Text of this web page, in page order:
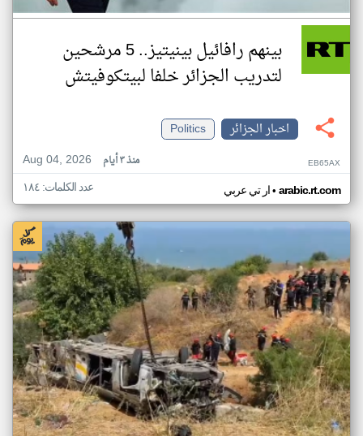
بينهم رافائيل بينيتيز.. 5 مرشحين
لتدريب الجزائر خلفا لبيتكوفيتش
اخبار الجزائر
Politics
Aug 04, 2026
منذ ٣ أيام EB65AX
ار تي عربي• arabic.rt.com عدد الكلمات: ١٨٤